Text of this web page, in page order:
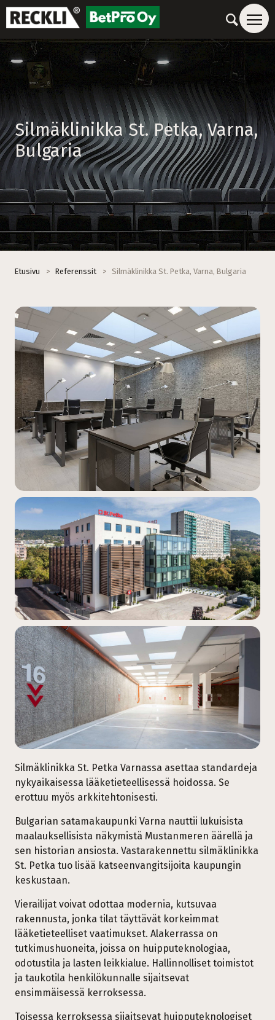
Silmäklinikka St. Petka, Varna,
Bulgaria
Etusivu > Referenssit > Silmäklinikka St. Petka, Varna, Bulgaria
Silmäklinikka St. Petka Varnassa asettaa standardeja
nykyaikaisessa lääketieteellisessä hoidossa. Se
erottuu myös arkkitehtonisesti.
Bulgarian satamakaupunki Varna nauttii lukuisista
maalauksellisista näkymistä Mustanmeren äärellä ja
sen historian ansiosta. Vastarakennettu silmäklinikka
St. Petka tuo lisää katseenvangitsijoita kaupungin
keskustaan.
Vierailijat voivat odottaa modernia, kutsuvaa
rakennusta, jonka tilat täyttävät korkeimmat
lääketieteelliset vaatimukset. Alakerrassa on
tutkimushuoneita, joissa on huipputeknologiaa,
odotustila ja lasten leikkialue. Hallinnolliset toimistot
ja taukotila henkilökunnalle sijaitsevat
ensimmäisessä kerroksessa.
Toisessa kerroksessa sijaitsevat huipputeknologiset